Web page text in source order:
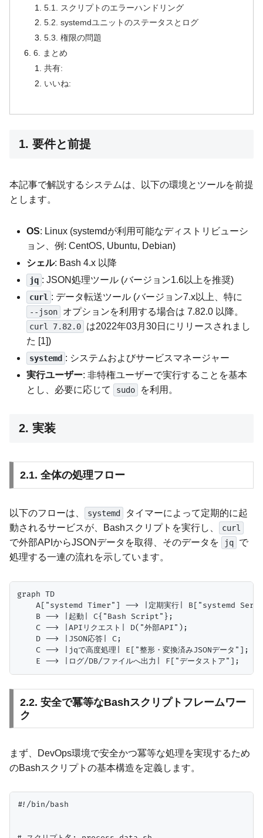
5.1. スクリプトのエラーハンドリング
5.2. systemdユニットのステータスとログ
5.3. 権限の問題
6. まとめ
共有:
いいね:
1. 要件と前提
本記事で解説するシステムは、以下の環境とツールを前提
とします。
OS: Linux (systemdが利用可能なディストリビューシ
ョン、例: CentOS, Ubuntu, Debian)
シェル: Bash 4.x 以降
jq : JSON処理ツール (バージョン1.6以上を推奨)
curl : データ転送ツール (バージョン7.x以上、特に
--json オプションを利用する場合は 7.82.0 以降。
curl 7.82.0
は2022年03月30日にリリースされまし
た [1])
systemd : システムおよびサービスマネージャー
実行ユーザー: 非特権ユーザーで実行することを基本
とし、必要に応じて
sudo を利用。
2. 実装
2.1. 全体の処理フロー
以下のフローは、 systemd
タイマーによって定期的に起
動されるサービスが、Bashスクリプトを実行し、
curl
で外部APIからJSONデータを取得、そのデータを jq
で
処理する一連の流れを示しています。
graph TD
A["systemd Timer"] --> |定期実行| B["systemd
    B --> |起動| C{"Bash Script"};
    C --> |APIリクエスト| D("外部API");
    D --> |JSON応答| C;
    C --> |jqで高度処理| E["整形・変換済みJSONデータ"];
2.2. 安全で冪等なBashスクリプトフレームワー
ク
まず、DevOps環境で安全かつ冪等な処理を実現するため
のBashスクリプトの基本構造を定義します。
#!/bin/bash